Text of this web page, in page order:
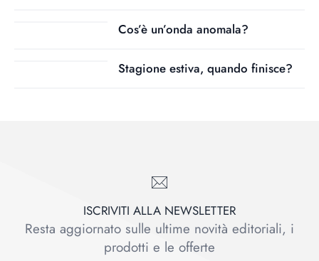
Cos’è un’onda anomala?
Stagione estiva, quando finisce?
ISCRIVITI ALLA NEWSLETTER
Resta aggiornato sulle ultime novità editoriali, i
prodotti e le offerte